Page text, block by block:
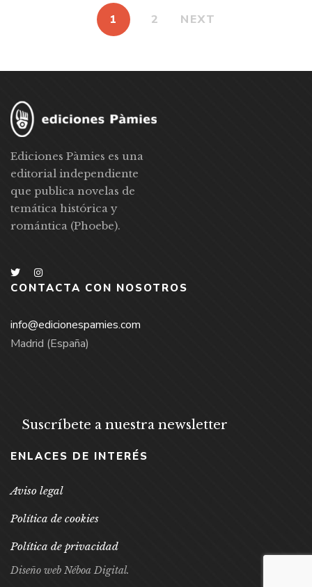
1 2 NEXT
Ediciones Pàmies es una
editorial independiente
que publica novelas de
temática histórica y
romántica (Phoebe).
CONTACTA CON NOSOTROS
info@edicionespamies.com
Madrid (España)
Suscríbete a nuestra newsletter
ENLACES DE INTERÉS
Aviso legal
Política de cookies
Política de privacidad
Diseño web Néboa Digital.